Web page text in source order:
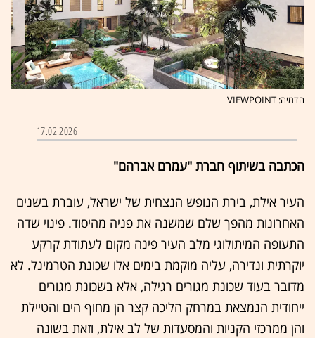
הדמיה: VIEWPOINT
17.02.2026
הכתבה בשיתוף חברת "עמרם אברהם"
העיר אילת, בירת הנופש הנצחית של ישראל, עוברת בשנים
האחרונות מהפך שלם שמשנה את פניה מהיסוד. פינוי שדה
התעופה המיתולוגי מלב העיר פינה מקום לעתודת קרקע
יוקרתית ונדירה, עליה מוקמת בימים אלו שכונת הטרמינל. לא
מדובר בעוד שכונת מגורים רגילה, אלא בשכונת מגורים
ייחודית הנמצאת במרחק הליכה קצר הן מחוף הים והטיילת
והן ממרכזי הקניות והמסעדות של לב אילת, וזאת בשונה